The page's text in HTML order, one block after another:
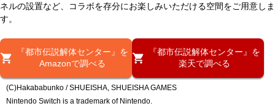
ネルの設置など、コラボを存分にお楽しみいただける空間をご用意しま
す。
『都市伝説解体センター』を
Amazonで調べる
『都市伝説解体センター』を
楽天で調べる
(C)Hakababunko / SHUEISHA, SHUEISHA GAMES
Nintendo Switch is a trademark of Nintendo.